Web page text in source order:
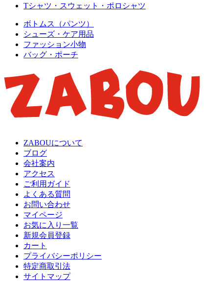
Tシャツ・スウェット・ポロシャツ
ボトムス（パンツ）
シューズ・ケア用品
ファッション小物
バッグ・ポーチ
ZABOUについて
ブログ
会社案内
アクセス
ご利用ガイド
よくある質問
お問い合わせ
マイページ
お気に入り一覧
新規会員登録
カート
プライバシーポリシー
特定商取引法
サイトマップ